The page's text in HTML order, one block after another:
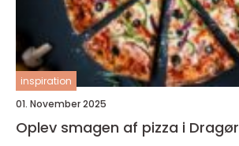
inspiration
01. November 2025
Oplev smagen af pizza i Dragør